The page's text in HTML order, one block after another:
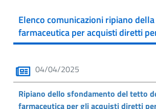
Elenco comunicazioni ripiano
farmaceutica per acquisti diretti
04/04/2025
Ripiano dello sfondamento del tetto
farmaceutica per gli acquisti diretti